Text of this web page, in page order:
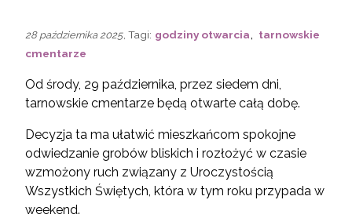
28 października 2025 , Tagi: godziny otwarcia
tarnowskie
cmentarze
Od środy, 29 października, przez siedem dni,
tarnowskie cmentarze będą otwarte całą dobę.
Decyzja ta ma ułatwić mieszkańcom spokojne
odwiedzanie grobów bliskich i rozłożyć w czasie
wzmożony ruch związany z Uroczystością
Wszystkich Świętych, która w tym roku przypada w
weekend.